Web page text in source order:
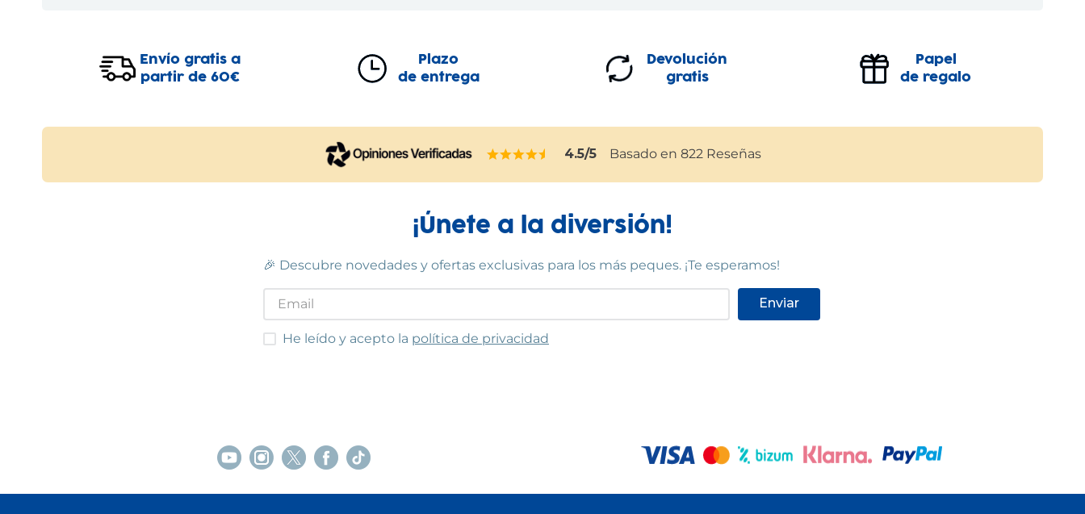
Ver en mapa
Ver en mapa
Ver en mapa
Envío gratis a
partir de 60€
Plazo
de entrega
Devolución
gratis
Papel
de regalo
4.5/5 Basado en 822 Reseñas
¡Únete a la diversión!
🎉 Descubre novedades y ofertas exclusivas para los más peques. ¡Te esperamos!
Enviar
He leído y acepto las condiciones
He leído y acepto la política de privacidad